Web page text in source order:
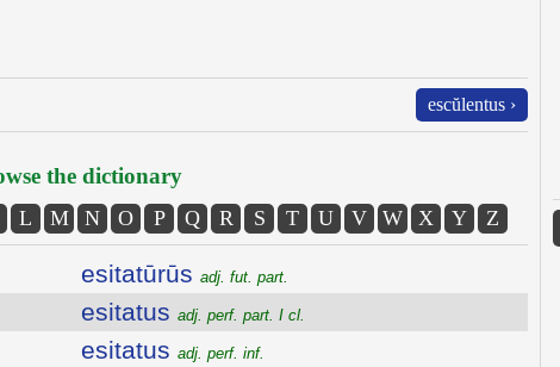
escŭlentus ›
the dictionary
L M N O P Q R S T U V W X Y Z
esitatūrūs adj. fut. part.
esitatus adj. perf. part. I cl.
esitatus adj. perf. inf.